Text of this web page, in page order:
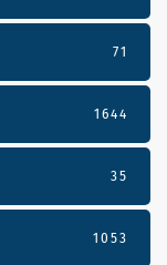
71
1644
35
1053